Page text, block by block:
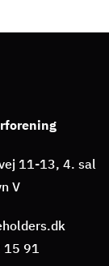
11-13, 4. sal
V
91